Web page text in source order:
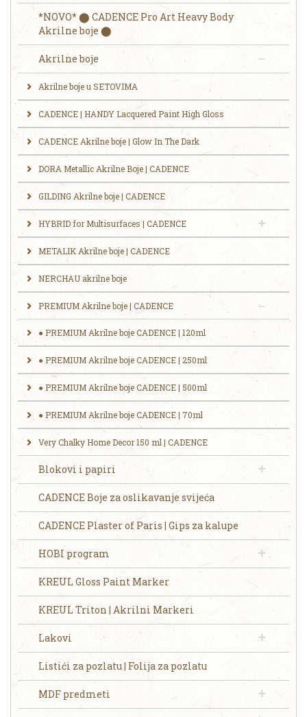
*NOVO* ⬤ CADENCE Pro Art Heavy Body
Akrilne boje ⬤
Akrilne boje
Akrilne boje u SETOVIMA
CADENCE | HANDY Lacquered Paint High Gloss
CADENCE Akrilne boje | Glow In The Dark
DORA Metallic Akrilne Boje | CADENCE
GILDING Akrilne boje | CADENCE
HYBRID for Multisurfaces | CADENCE
METALIK Akrilne boje | CADENCE
NERCHAU akrilne boje
PREMIUM Akrilne boje | CADENCE
● PREMIUM Akrilne boje CADENCE | 120ml
● PREMIUM Akrilne boje CADENCE | 250ml
​● ‎‎PREMIUM Akrilne boje CADENCE | 500ml
● PREMIUM Akrilne boje CADENCE | 70ml
Very Chalky Home Decor 150 ml | CADENCE
Blokovi i papiri
CADENCE Boje za oslikavanje svijeća
CADENCE Plaster of Paris | Gips za kalupe
HOBI program
KREUL Gloss Paint Marker
KREUL Triton | Akrilni Markeri
Lakovi
Listići za pozlatu | Folija za pozlatu
MDF predmeti